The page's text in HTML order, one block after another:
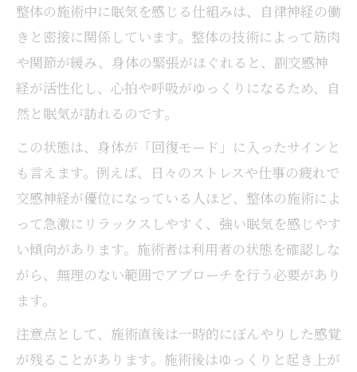
整体の施術中に眠気を感じる仕組みは、自律神経の働
きと密接に関係しています。整体の技術によって筋肉
や関節が緩み、身体の緊張がほぐれると、副交感神
経が活性化し、心拍や呼吸がゆっくりになるため、自
然と眠気が訪れるのです。
この状態は、身体が「回復モード」に入ったサインと
も言えます。例えば、日々のストレスや仕事の疲れで
交感神経が優位になっている人ほど、整体の施術によ
って急激にリラックスしやすく、強い眠気を感じやす
い傾向があります。施術者は利用者の状態を確認しな
がら、無理のない範囲でアプローチを行う必要があり
ます。
注意点として、施術直後は一時的にぼんやりした感覚
が残ることがあります。施術後はゆっくりと起き上が